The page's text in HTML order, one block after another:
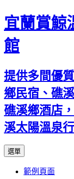
宜蘭賞鯨
館
提供多間優
鄉民宿、礁
礁溪鄉酒店
溪太陽溫泉
選單
主
範例頁面